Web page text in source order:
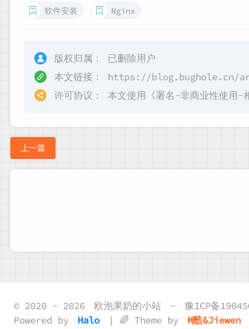
软件安装 Nginx
版权归属：
已删除用户
本文链接：
https://blog.bughole.cn/
许可协议：
本文使用《署名-非商业性使用
上一篇
© 2020 - 2026 欧泡果奶的小站 -
豫ICP备
Powered by
Halo | 🌈 Theme by M酷&Jiewen